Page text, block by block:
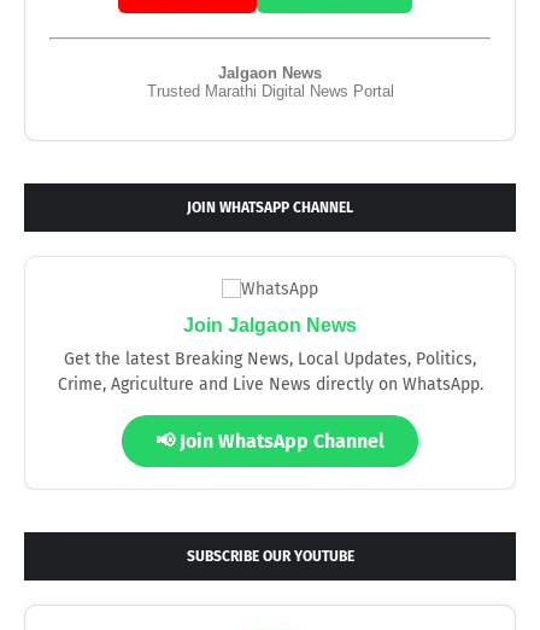
Jalgaon News
Trusted Marathi Digital News Portal
JOIN WHATSAPP CHANNEL
Join Jalgaon News
Get the latest Breaking News, Local Updates, Politics,
Crime, Agriculture and Live News directly on WhatsApp.
📢 Join WhatsApp Channel
SUBSCRIBE OUR YOUTUBE